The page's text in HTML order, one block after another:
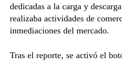
dedicadas a la carga y
realizaba actividades de
inmediaciones del mercado.
Tras el reporte, se activó el